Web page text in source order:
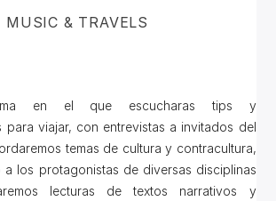
MUSIC & TRAVELS
en el que escucharas tips y
para viajar, con entrevistas a invitados del
temas de cultura y contracultura,
a los protagonistas de diversas disciplinas
lecturas de textos narrativos y